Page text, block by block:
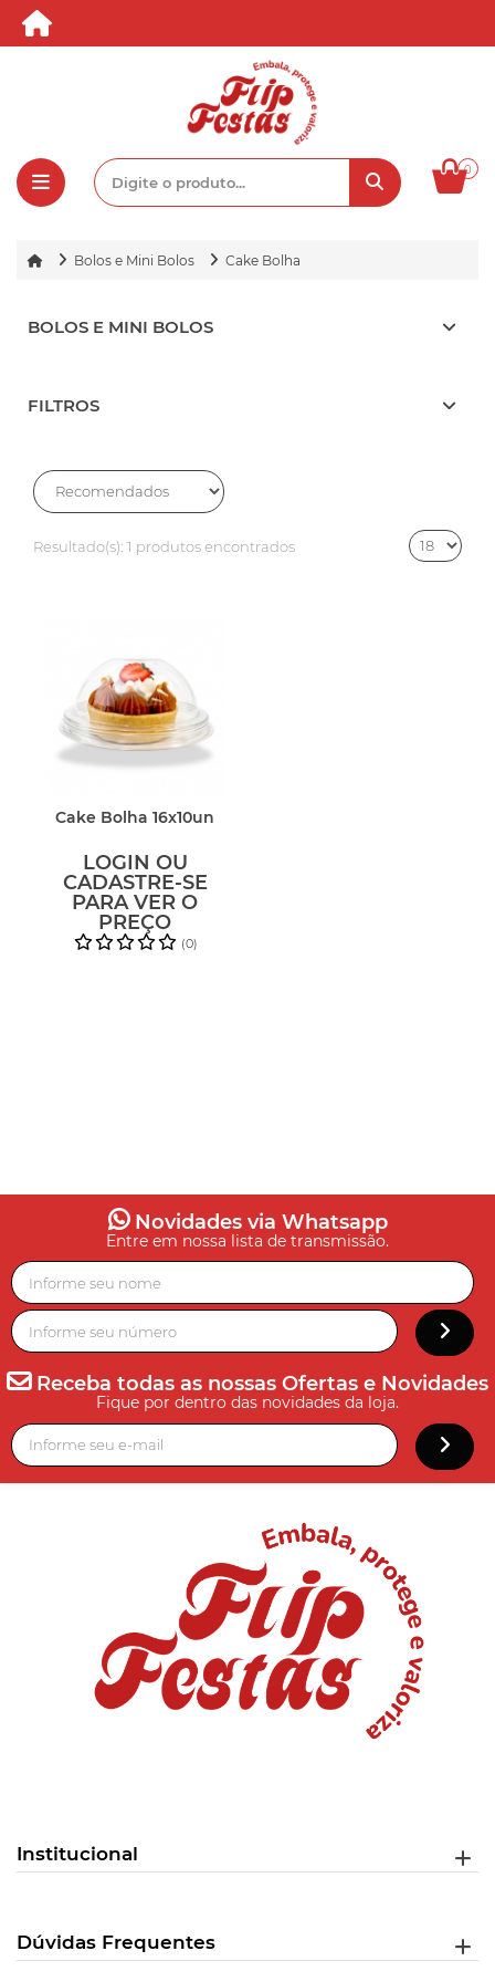
0
Bolos e Mini Bolos Cake Bolha
BOLOS E MINI BOLOS
FILTROS
Resultado(s): 1 produtos encontrados
Cake Bolha 16x10un
LOGIN OU
CADASTRE-SE
PARA VER O
PREÇO
(0)
Novidades via Whatsapp
Entre em nossa lista de transmissão.
Receba todas as nossas Ofertas e Novidades
Fique por dentro das novidades da loja.
Institucional
Dúvidas Frequentes